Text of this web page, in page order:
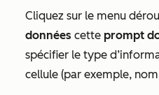
Cliquez sur le menu
données cette prompt
spécifier le type
cellule (par exemple,